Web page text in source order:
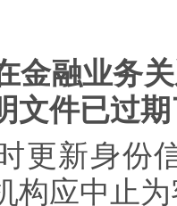
金融业务
文件已过
更新身份
构应中止